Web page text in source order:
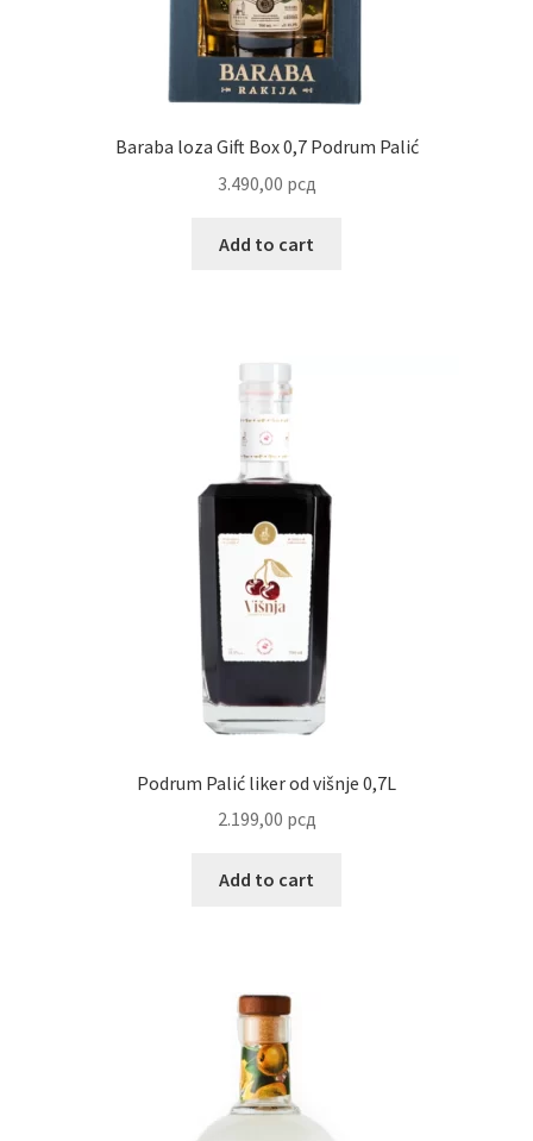
Baraba loza Gift Box 0,7 Podrum Palić
3.490,00 рсд
Add to cart
Podrum Palić liker od višnje 0,7L
2.199,00 рсд
Add to cart